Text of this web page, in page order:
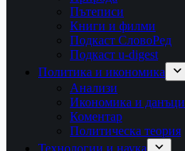
Пътеписи
Книги и филми
Подкаст СловоРед
Подкаст u-digest
Политика и икономика
Анализи
Икономика и данъци
Коментар
Политическа теория
Технологии и наука